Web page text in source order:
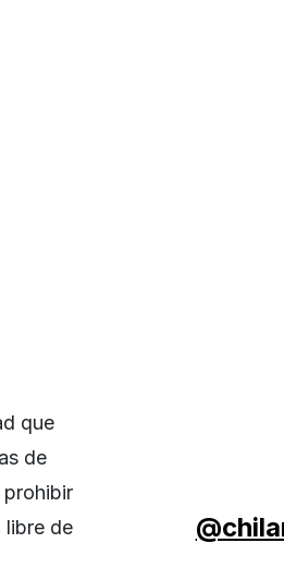
que
de
prohibir
libre de